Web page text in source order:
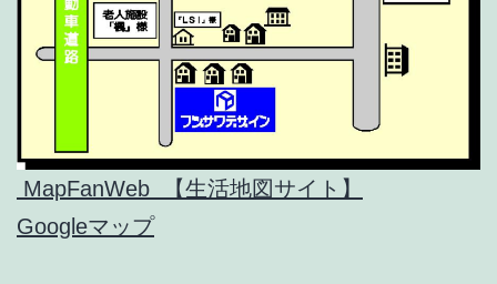
MapFanWeb 【生活地図サイト】
Googleマップ